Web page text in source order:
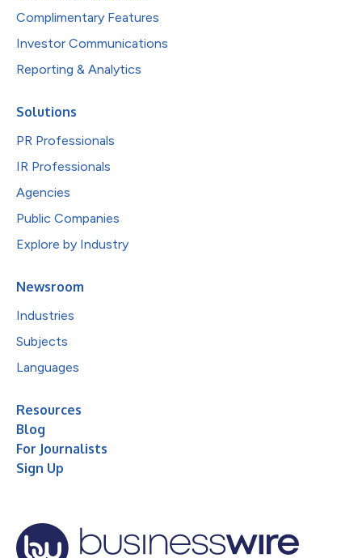
Complimentary Features
Investor Communications
Reporting & Analytics
Solutions
PR Professionals
IR Professionals
Agencies
Public Companies
Explore by Industry
Newsroom
Industries
Subjects
Languages
Resources
Blog
For Journalists
Sign Up